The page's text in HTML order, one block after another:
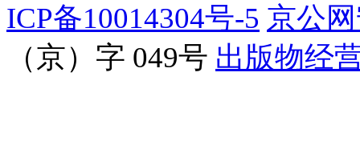
ICP备10014304号-5 京公
（京）字 049号 出版物经